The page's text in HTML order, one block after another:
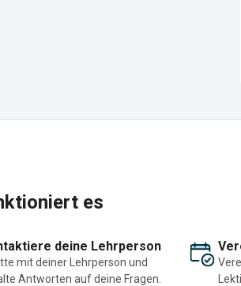
es
deine Lehrperson
mit deiner Lehrperson und
Antworten auf deine Fragen.